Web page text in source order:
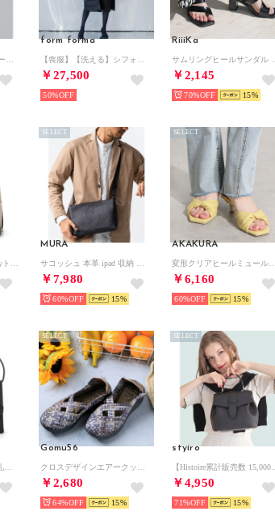
form forma
￥27,500
50%
RiiiKa
￥2,145
70% 15
MURA
￥7,980
SELECT
60% 15
AKAKURA
￥6,160
SELECT
60% 15
Gomu56
￥2,680
SELECT
64% 15
styiro
￥4,950
SELECT
71% 15